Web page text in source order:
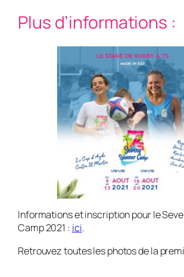
Plus d’informations :
Informations et inscription pour le
Camp 2021 : ici.
Retrouvez toutes les photos de la